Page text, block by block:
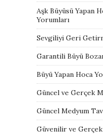
Aşk Büyüsü Yapan
Yorumları
Sevgiliyi Geri
Garantili Büyü
Büyü Yapan Hoca
Güncel ve Gerçek
Güncel Medyum
Güvenilir ve